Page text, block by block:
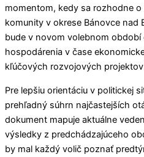
momentom, kedy sa rozhodne
komunity v okrese Bánovce nad
bude v novom volebnom
hospodárenia v čase
kľúčových rozvojových
Pre lepšiu orientáciu v politickej
prehľadný súhrn najčastejších
dokument mapuje aktuálne
výsledky z predchádzajúceho
by mal každý volič poznať